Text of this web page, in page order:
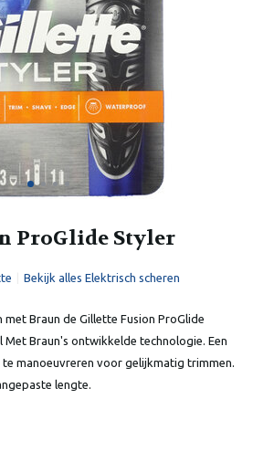
ProGlide Styler
Bekijk alles Elektrisch scheren
Braun de Gillette Fusion ProGlide
Braun's ontwikkelde technologie. Een
manoeuvreren voor gelijkmatig trimmen.
lengte.